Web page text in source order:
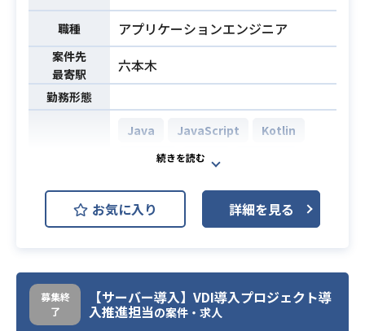
・他チームとの仕様検討、作成
・既存機能の改善、新機能の開発
＜ソフトウェア開発の特徴＞
・内製ソフトウェア ・アジャイルソ
フトウェア開発（チームによって、
最適な進め方を常に取捨選択してい
きます）
・テスト駆動開発、ドメイン駆動開
発、リファクタリ
必須スキル
・高度なiOS/Androidアプリケーショ
ンの設計、開発経験
職種 アプリケーションエンジニア
案件先
最寄駅
六本木
勤務形態
開発環境
Java JavaScript
Kotlin
Python
Swift
Spring
Vue.js
MySQL
PostgreSQL
Linux
Nginx
JIRA
Slack
ATLASSIAN Trello
お気に入り 詳細を見る
募集終
了
【サーバー導入】VDI導入プロジェクト導
入推進担当の案件・求人